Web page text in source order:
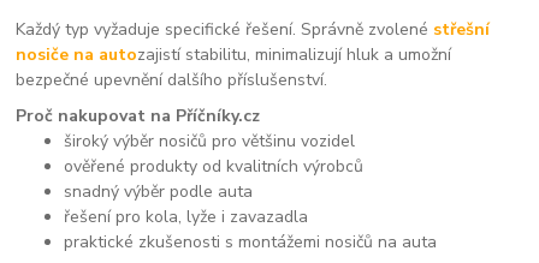
Každý typ vyžaduje specifické řešení. Správně zvolené střešní
nosiče na autozajistí stabilitu, minimalizují hluk a umožní
bezpečné upevnění dalšího příslušenství.
Proč nakupovat na Příčníky.cz
široký výběr nosičů pro většinu vozidel
ověřené produkty od kvalitních výrobců
snadný výběr podle auta
řešení pro kola, lyže i zavazadla
praktické zkušenosti s montážemi nosičů na auta